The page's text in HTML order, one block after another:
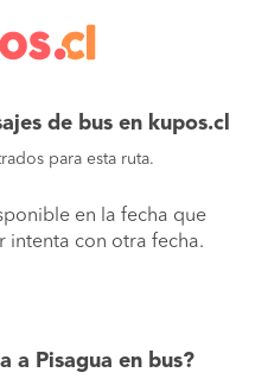
de bus en kupos.cl
para esta ruta.
en la fecha que
intenta con otra fecha.
a Pisagua en bus?